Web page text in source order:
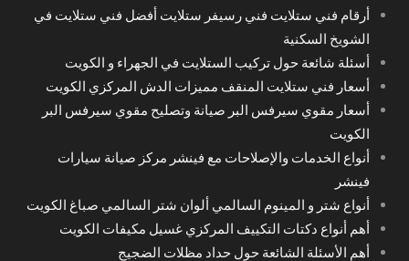
أرقام فني ستلايت فني رسيفر ستلايت أفضل فني ستلايت في
الشويخ السكنية
أسئلة شائعة حول تركيب الستلايت في الجهراء و الكويت
أسعار فني ستلايت المنقف مميزات الدش المركزي الكويت
أسعار مقوي سيرفس البر صيانة وتصليح مقوي سيرفس البر
الكويت
أنواع الخدمات والإصلاحات مع فينشر مركز صيانة سيارات
فينشر
أنواع شتر و المينوم السالمي ألوان شتر السالمي صباغ الكويت
أهم أنواع دكتات التكييف المركزي غسيل مكيفات الكويت
أهم الأسئلة الشائعة حول حداد مظلات الضجيج